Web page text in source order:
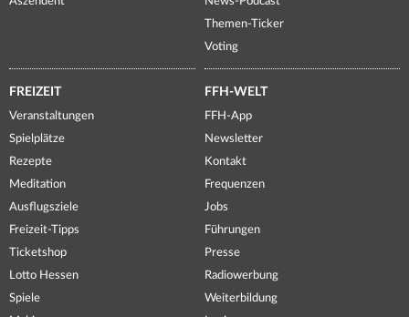
Themen-Ticker
Voting
FREIZEIT
Veranstaltungen
Spielplätze
Rezepte
Meditation
Ausflugsziele
Freizeit-Tipps
Ticketshop
Lotto Hessen
Spiele
FFH-WELT
FFH-App
Newsletter
Kontakt
Frequenzen
Jobs
Führungen
Presse
Radiowerbung
Weiterbildung